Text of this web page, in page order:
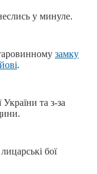
у минуле.
замку
.
та з-за
бої